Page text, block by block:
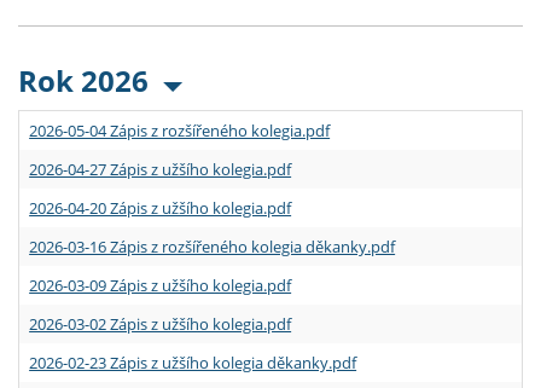
Rok 2026
2026-05-04 Zápis z rozšířeného kolegia.pdf
2026-04-27 Zápis z užšího kolegia.pdf
2026-04-20 Zápis z užšího kolegia.pdf
2026-03-16 Zápis z rozšířeného kolegia děkanky.pdf
2026-03-09 Zápis z užšího kolegia.pdf
2026-03-02 Zápis z užšího kolegia.pdf
2026-02-23 Zápis z užšího kolegia děkanky.pdf